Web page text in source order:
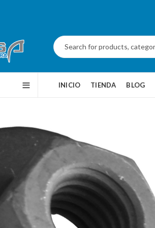
INICIO TIENDA BLOG